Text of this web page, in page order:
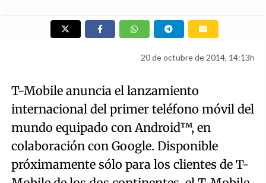
20 de octubre de 2014, 14:13h
T-Mobile anuncia el lanzamiento
internacional del primer teléfono móvil del
mundo equipado con Android™, en
colaboración con Google. Disponible
próximamente sólo para los clientes de T-